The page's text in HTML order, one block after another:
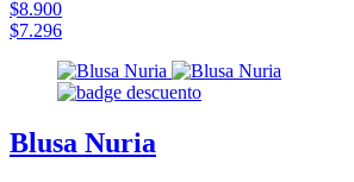
$8.900
$7.296
Blusa Nuria